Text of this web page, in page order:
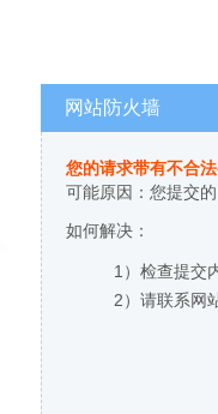
网站防火墙
您的请求带有不合
可能原因：您提交
如何解决：
1）检查提交
2）请联系网